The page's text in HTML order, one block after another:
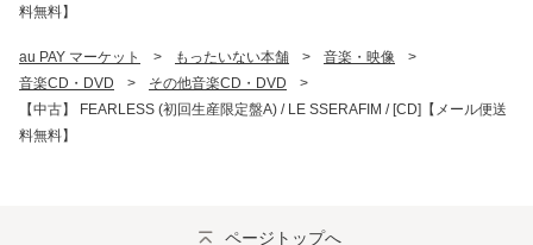
料無料】
au PAY マーケット > もったいない本舗 > 音楽・映像
>
音楽CD・DVD
> その他音楽CD・DVD
>
【中古】 FEARLESS (初回生産限定盤A) / LE SSERAFIM / [CD]【メール便送
料無料】
ページトップへ